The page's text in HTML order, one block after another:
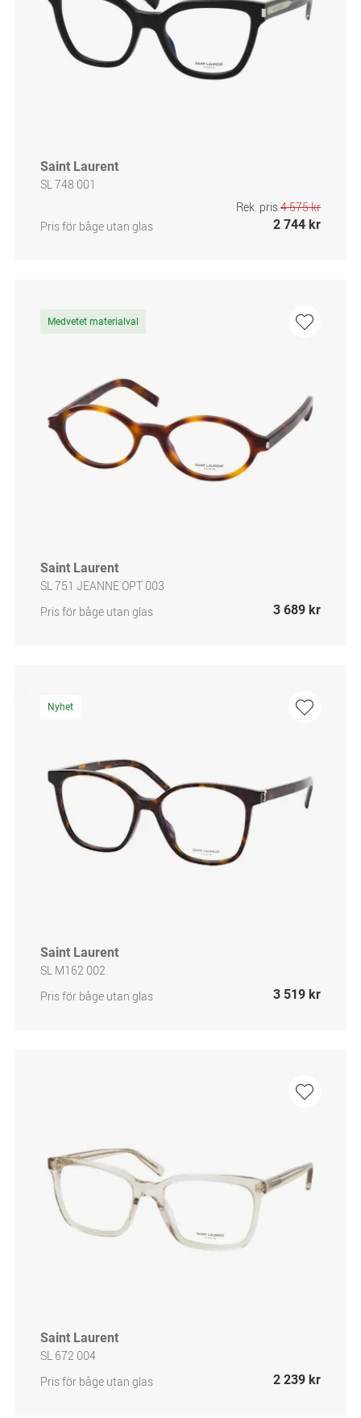
Saint Laurent
SL 748 001
Pris för båge utan glas
Rek. pris4 575 kr
2 744 kr
Medvetet materialval
Saint Laurent
SL 751 JEANNE OPT 003
Pris för båge utan glas
3 689 kr
Nyhet
Saint Laurent
SL M162 002
Pris för båge utan glas
3 519 kr
Saint Laurent
SL 672 004
Pris för båge utan glas
2 239 kr